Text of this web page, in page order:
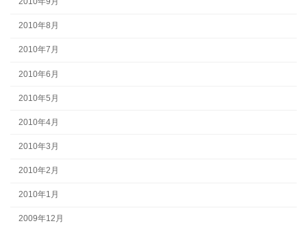
2010年8月
2010年7月
2010年6月
2010年5月
2010年4月
2010年3月
2010年2月
2010年1月
2009年12月